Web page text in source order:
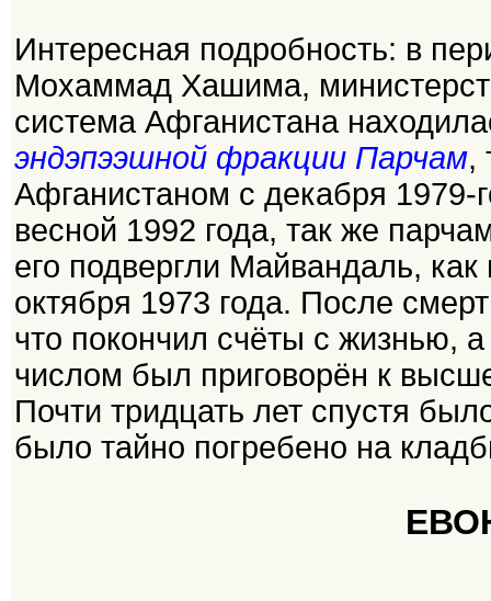
Интересная подробность: в
Мохаммад Хашима,
система Афганистана
эндэпээшной фракции Парчам,
Афганистаном с декабря 1979-
весной 1992 года, так же
его подвергли Майвандаль,
октября 1973 года. После
что покончил счёты с жизнью,
числом был приговорён к
Почти тридцать лет спустя
было тайно погребено на